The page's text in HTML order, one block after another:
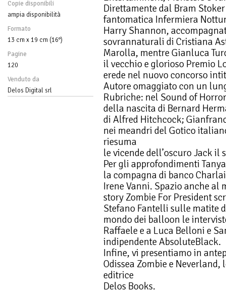
Copie disponibili
ampia disponibilità
Formato
13 cm x 19 cm (16°)
Pagine
120
Venduto da
Delos Digital srl
Direttamente dal Bram
fantomatica Infermiera
Harry Shannon,
sovrannaturali di Cristiana
Marolla, mentre Gianluca
il vecchio e glorioso Premio
erede nel nuovo concorso
Autore omaggiato con un
Rubriche: nel Sound of
della nascita di Bernard
di Alfred Hitchcock;
nei meandri del Gotico
riesuma
le vicende dell’oscuro Jack il
Per gli approfondimenti
la compagna di banco
Irene Vanni. Spazio anche
story Zombie For President
Stefano Fantelli sulle matite
mondo dei balloon le
Raffaele e a Luca Belloni e
indipendente AbsoluteBlack.
Infine, vi presentiamo in
Odissea Zombie e
editrice
Delos Books.